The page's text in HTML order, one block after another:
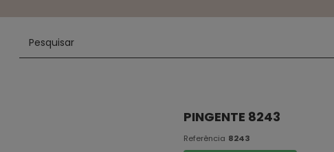
PINGENTE 8243
Referência 8243